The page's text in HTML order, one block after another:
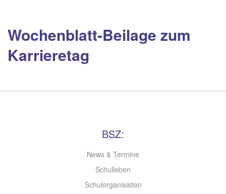
Wochenblatt-Beilage zum
Karrieretag
BSZ:
News & Termine
Schulleben
Schulorganisation